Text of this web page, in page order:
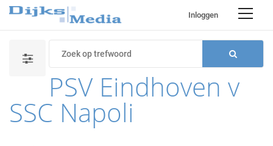
Inloggen
PSV Eindhoven v
SSC Napoli